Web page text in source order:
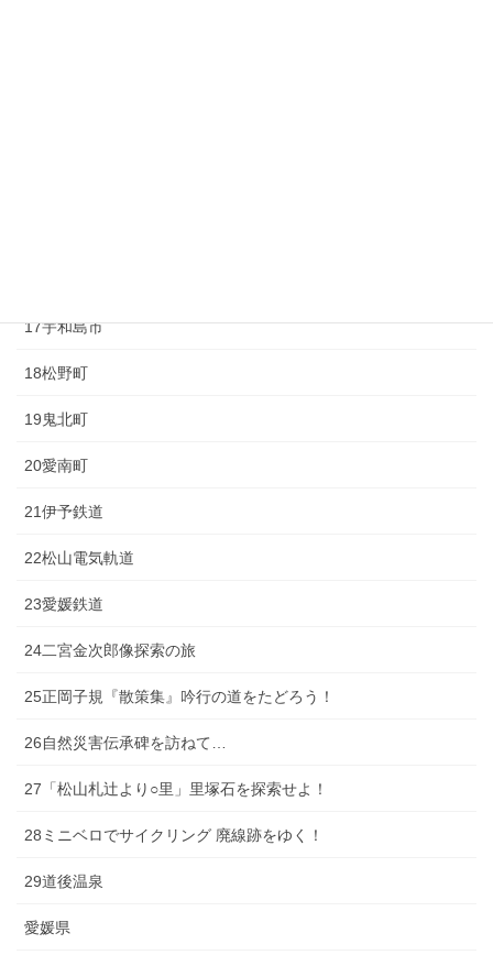
17宇和島市
18松野町
19鬼北町
20愛南町
21伊予鉄道
22松山電気軌道
23愛媛鉄道
24二宮金次郎像探索の旅
25正岡子規『散策集』吟行の道をたどろう！
26自然災害伝承碑を訪ねて…
27「松山札辻より○里」里塚石を探索せよ！
28ミニベロでサイクリング 廃線跡をゆく！
29道後温泉
愛媛県